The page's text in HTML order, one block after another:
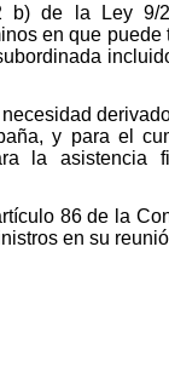
b) de la Ley 9/
en que
y para el
la asistencia
86 de la
en su